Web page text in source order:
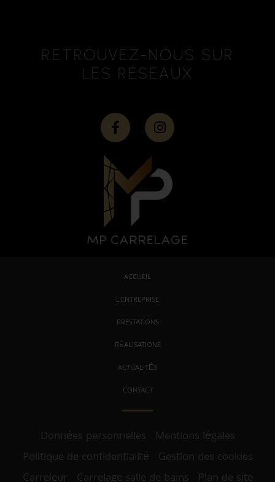
RETROUVEZ-NOUS SUR
LES RÉSEAUX
ACCUEIL
L'ENTREPRISE
PRESTATIONS
RÉALISATIONS
ACTUALITÉS
CONTACT
Données personnelles
Mentions légales
Politique de confidentialité Gestion des cookies